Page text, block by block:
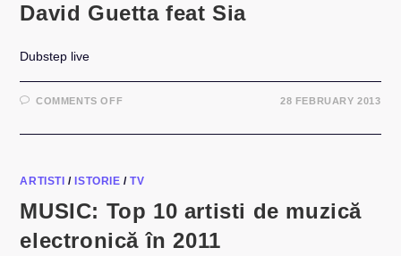
David Guetta feat Sia
Dubstep live
COMMENTS OFFON
LIVE
GUETTA
SIA
28 FEBRUARY 2013
ARTISTI / ISTORIE /TV
MUSIC: Top 10 artisti de muzică
electronică în 2011